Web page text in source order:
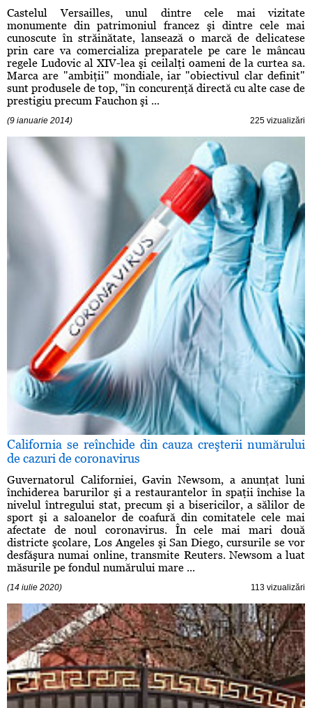
Castelul Versailles, unul dintre cele mai vizitate
monumente din patrimoniul francez şi dintre cele mai
cunoscute în străinătate, lansează o marcă de delicatese
prin care va comercializa preparatele pe care le mâncau
regele Ludovic al XIV-lea şi ceilalţi oameni de la curtea sa.
Marca are "ambiţii" mondiale, iar "obiectivul clar definit"
sunt produsele de top, "în concurenţă directă cu alte case de
prestigiu precum Fauchon şi ...
(9 ianuarie 2014) 225 vizualizări
California se reînchide din cauza creşterii numărului
de cazuri de coronavirus
Guvernatorul Californiei, Gavin Newsom, a anunţat luni
închiderea barurilor şi a restaurantelor în spaţii închise la
nivelul întregului stat, precum şi a bisericilor, a sălilor de
sport şi a saloanelor de coafură din comitatele cele mai
afectate de noul coronavirus. În cele mai mari două
districte şcolare, Los Angeles şi San Diego, cursurile se vor
desfăşura numai online, transmite Reuters. Newsom a luat
măsurile pe fondul numărului mare ...
(14 iulie 2020) 113 vizualizări